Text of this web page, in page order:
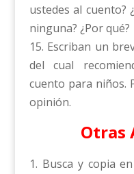
ustedes al cuento?
ninguna? ¿Por qué?
15. Escriban un
del cual
cuento para niños.
opinión.
Otras
1. Busca y copia